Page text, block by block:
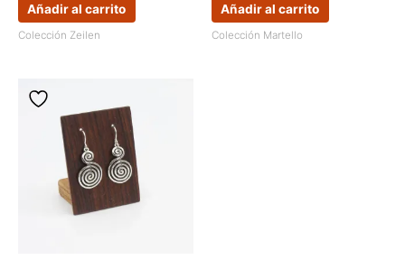
Añadir al carrito
Colección Zeilen
Añadir al carrito
Colección Martello